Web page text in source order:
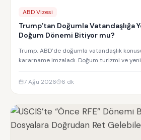
ABD Vizesi
Trump’tan Doğumla Vatandaşlığa
Doğum Dönemi Bitiyor mu?
Trump, ABD’de doğumla vatandaşlık
kararname imzaladı. Doğum turizmi ve
7 Ağu 2026
6 dk